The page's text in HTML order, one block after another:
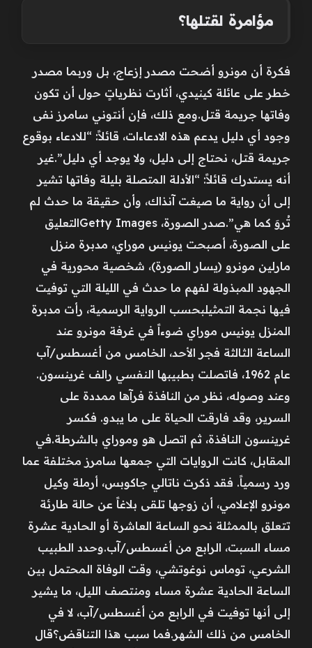
مؤامرة لقتلها؟
فكرة أن مونرو أضحت مصدر إزعاج، بل وربما مصدر
خطر على عائلة كينيدي، أثارت نظرياتٍ حول أن تكون
وفاتها جريمة قتل.ومع ذلك، فإن أنتوني سامرز نفى
وجود أي دليل يدعم هذه الادعاءات، قائلاً: “للادعاء بوقوع
جريمة قتل، نحتاج إلى دليل، ولا يوجد أي دليل”.غير
أنه يستدرك قائلاً: “الأدلة المتصلة بليلة وفاتها تشير
إلى أن رواية ما صيغت آنذاك، وأن حقيقة ما حدث لم
تُروَ كما هي”.صدر الصورة، Getty Imagesالتعليق
على الصورة، أصبحت يونيس موراي، مدبرة منزل
مارلين مونرو (يسار الصورة)، شخصية محورية في
الجهود المبذولة لفهم ما حدث في الليلة التي توفيت
فيها نجمة التمثيلبحسب الرواية الرسمية، رأت مدبرة
المنزل يونيس موراي ضوءاً في غرفة مونرو عند
الساعة الثالثة فجر الأحد، الخامس من أغسطس/آب
عام 1962، فاتصلت بطبيبها النفسي رالف غرينسون.
وعند وصوله، نظر من النافذة فرآها ممددة على
السرير، وقد فارقت الحياة على ما يبدو. فكسر
غرينسون النافذة، ثم اتصل هو وموراي بالشرطة.في
المقابل، كانت الروايات التي جمعها سامرز مختلفة عما
ورد رسمياً. فقد ذكرت ناتالي جاكوبس، أرملة وكيل
مونرو الإعلامي، أن زوجها تلقى بلاغاً عن حالة طارئة
تتعلق بالممثلة نحو الساعة العاشرة أو الحادية عشرة
مساء السبت، الرابع من أغسطس/آب.وحدد الطبيب
الشرعي، توماس نوغوتشي، وقت الوفاة المحتمل بين
الساعة الحادية عشرة مساء ومنتصف الليل، ما يشير
إلى أنها توفيت في الرابع من أغسطس/آب، لا في
الخامس من ذلك الشهر.فما سبب هذا التناقض؟قال